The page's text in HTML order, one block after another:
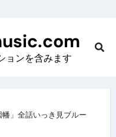
ョンを含みます
」全話いっき見ブルー